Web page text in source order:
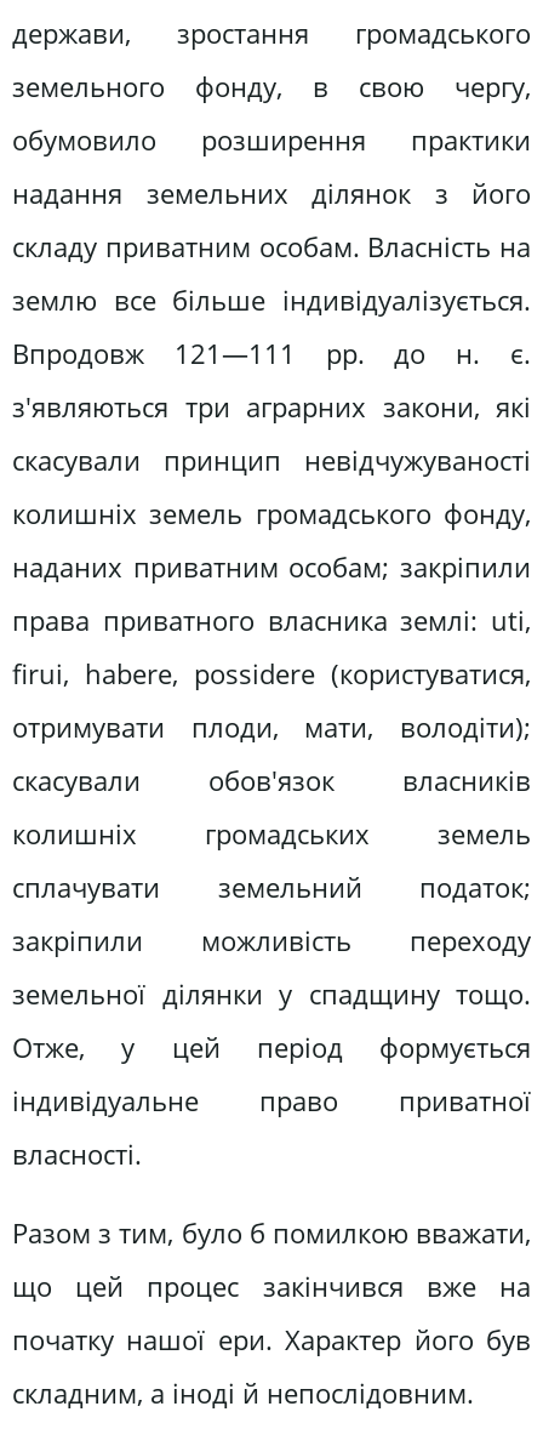
держави, зростання громадського
земельного фонду, в свою чергу,
обумовило розширення практики
надання земельних ділянок з його
складу приватним особам. Власність на
землю все більше індивідуалізується.
Впродовж 121—111 pp. до н. є.
з'являються три аграрних закони, які
скасували принцип невідчужуваності
колишніх земель громадського фонду,
наданих приватним особам; закріпили
права приватного власника землі: uti,
firui, habere, possidere (користуватися,
отримувати плоди, мати, володіти);
скасували обов'язок власників
колишніх громадських земель
сплачувати земельний податок;
закріпили можливість переходу
земельної ділянки у спадщину тощо.
Отже, у цей період формується
індивідуальне право приватної
власності.
Разом з тим, було б помилкою вважати,
що цей процес закінчився вже на
початку нашої ери. Характер його був
складним, а іноді й непослідовним.